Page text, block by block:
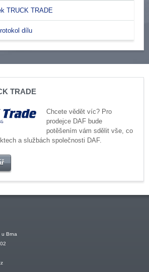
TRUCK TRADE
dílu
TRADE
Chcete vědět víc? Pro
prodejce DAF bude
potěšením vám sdělit vše, co
a službách společnosti DAF.
u Brna